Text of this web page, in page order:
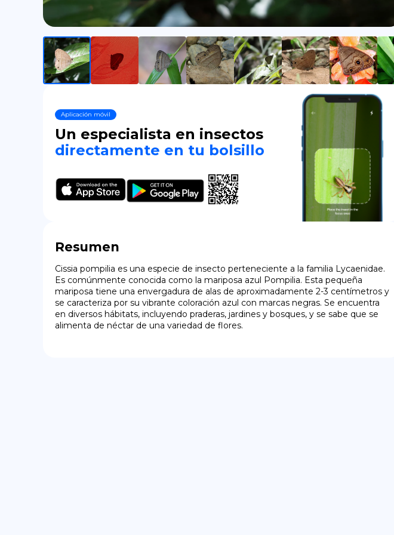
Aplicación móvil
Un especialista en insectos
directamente en tu bolsillo
Resumen
Cissia pompilia es una especie de insecto perteneciente a la familia Lycaenidae.
Es comúnmente conocida como la mariposa azul Pompilia. Esta pequeña
mariposa tiene una envergadura de alas de aproximadamente 2-3 centímetros y
se caracteriza por su vibrante coloración azul con marcas negras. Se encuentra
en diversos hábitats, incluyendo praderas, jardines y bosques, y se sabe que se
alimenta de néctar de una variedad de flores.